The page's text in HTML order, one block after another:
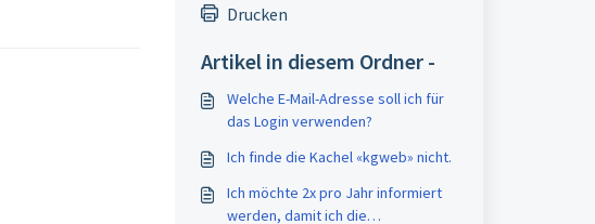
Drucken
Artikel in diesem Ordner -
Welche E-Mail-Adresse soll ich für
das Login verwenden?
Ich finde die Kachel «kgweb» nicht.
Ich möchte 2x pro Jahr informiert
werden, damit ich die